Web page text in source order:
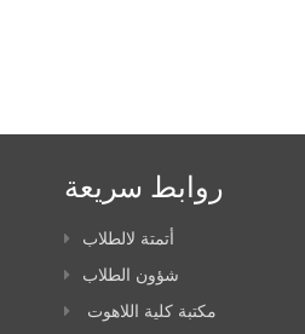
روابط سريعة
أتمتة لالطلاب
شؤون الطلاب
مكتبة كلية اللاهوت